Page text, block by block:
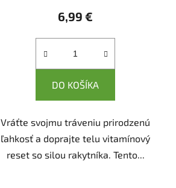
6,99 €
DO KOŠÍKA
Vráťte svojmu tráveniu prirodzenú
ľahkosť a doprajte telu vitamínový
reset so silou rakytníka. Tento...